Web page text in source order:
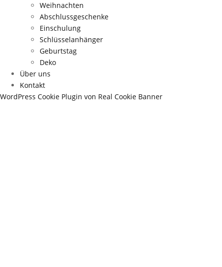
Weihnachten
Abschlussgeschenke
Einschulung
Schlüsselanhänger
Geburtstag
Deko
Über uns
Kontakt
WordPress Cookie Plugin von Real Cookie Banner